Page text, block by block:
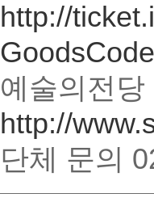
http://
예술의전당
http://
단체 문의